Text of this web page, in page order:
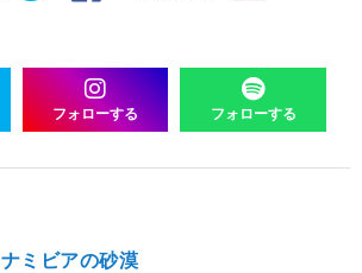
フォローする フォローする
ナミビアの砂漠